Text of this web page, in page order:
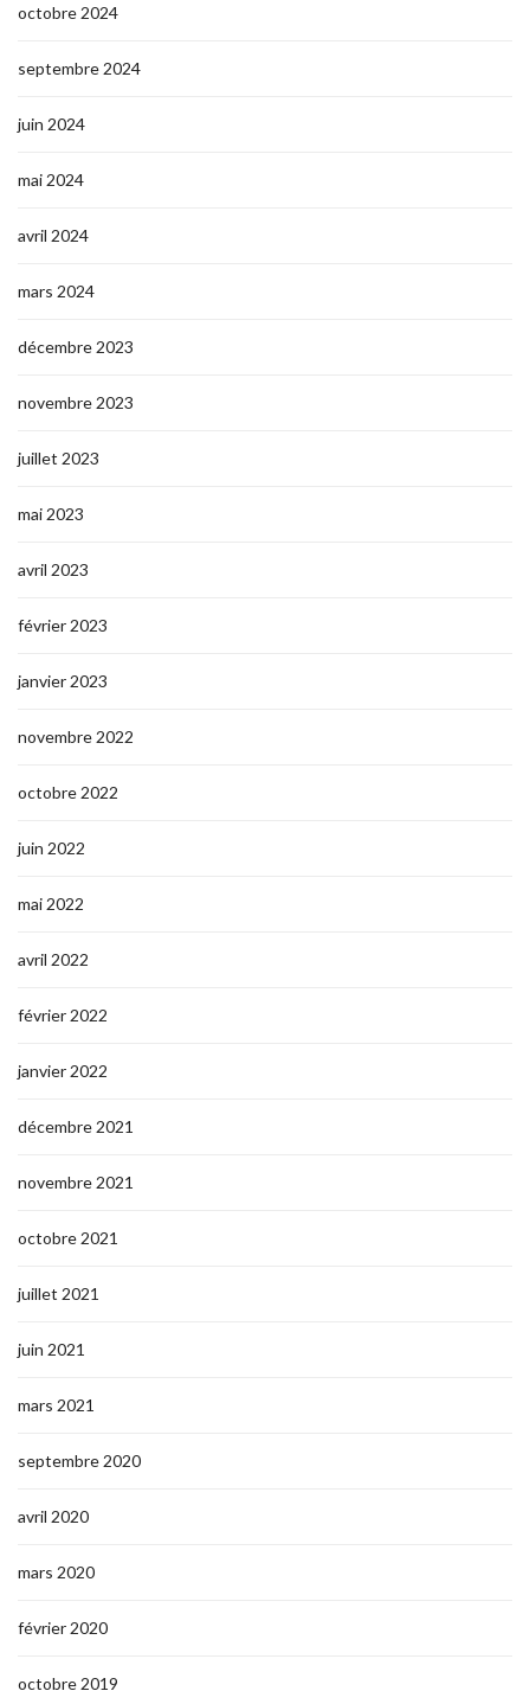
octobre 2024
septembre 2024
juin 2024
mai 2024
avril 2024
mars 2024
décembre 2023
novembre 2023
juillet 2023
mai 2023
avril 2023
février 2023
janvier 2023
novembre 2022
octobre 2022
juin 2022
mai 2022
avril 2022
février 2022
janvier 2022
décembre 2021
novembre 2021
octobre 2021
juillet 2021
juin 2021
mars 2021
septembre 2020
avril 2020
mars 2020
février 2020
octobre 2019